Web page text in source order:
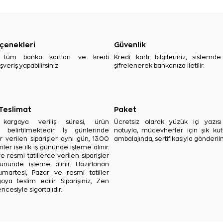
tüm banka kartları ve kredi
yapabilirsiniz.
Güvenlik
Kredi kartı bilgileriniz,
şifrelenerek bankanıza iletilir.
kargoya veriliş süresi, ürün
belirtilmektedir. İş günlerinde
verilen siparişler aynı gün, 13.00
ise ilk iş gününde işleme alınır.
resmi tatillerde verilen siparişler
işleme alınır. Hazırlanan
Pazar ve resmi tatiller
teslim edilir. Siparişiniz, Zen
sigortalıdır.
Paket
Ücretsiz olarak yüzük içi
notuyla, mücevherler için şık
ambalajında, sertifikasıyla